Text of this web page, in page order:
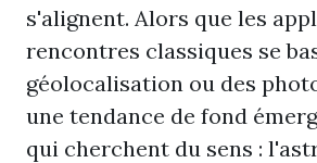
s'alignent. Alors que les
rencontres classiques se
géolocalisation ou des
une tendance de fond
qui cherchent du sens :